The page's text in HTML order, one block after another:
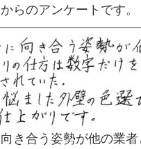
らのアンケートです。
き合う姿勢が他の業者